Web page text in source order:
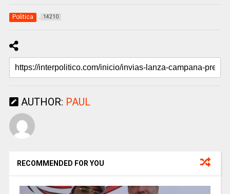
Politica 14210
AUTHOR: PAUL
RECOMMENDED FOR YOU